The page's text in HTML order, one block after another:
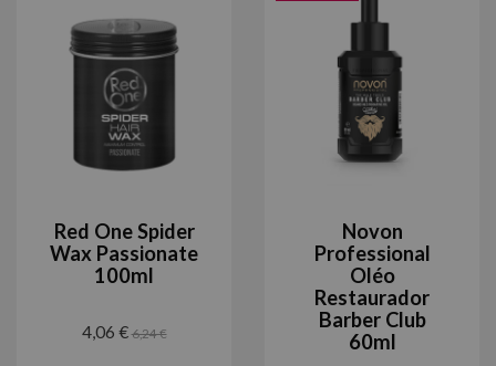
Red One Spider
Wax Passionate
100ml
4,06 €6,24 €
Novon
Professional
Oléo
Restaurador
Barber Club
60ml